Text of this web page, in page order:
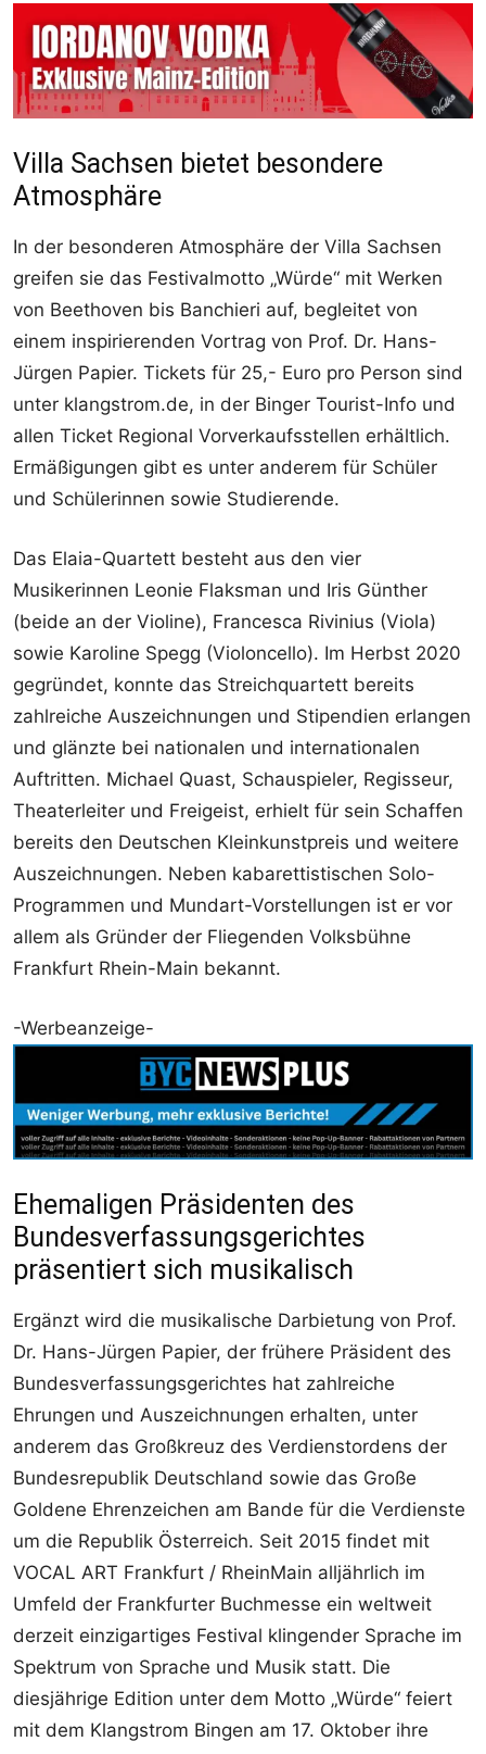
Villa Sachsen bietet besondere
Atmosphäre
In der besonderen Atmosphäre der Villa Sachsen
greifen sie das Festivalmotto „Würde“ mit Werken
von Beethoven bis Banchieri auf, begleitet von
einem inspirierenden Vortrag von Prof. Dr. Hans-
Jürgen Papier. Tickets für 25,- Euro pro Person sind
unter klangstrom.de, in der Binger Tourist-Info und
allen Ticket Regional Vorverkaufsstellen erhältlich.
Ermäßigungen gibt es unter anderem für Schüler
und Schülerinnen sowie Studierende.
Das Elaia-Quartett besteht aus den vier
Musikerinnen Leonie Flaksman und Iris Günther
(beide an der Violine), Francesca Rivinius (Viola)
sowie Karoline Spegg (Violoncello). Im Herbst 2020
gegründet, konnte das Streichquartett bereits
zahlreiche Auszeichnungen und Stipendien erlangen
und glänzte bei nationalen und internationalen
Auftritten. Michael Quast, Schauspieler, Regisseur,
Theaterleiter und Freigeist, erhielt für sein Schaffen
bereits den Deutschen Kleinkunstpreis und weitere
Auszeichnungen. Neben kabarettistischen Solo-
Programmen und Mundart-Vorstellungen ist er vor
allem als Gründer der Fliegenden Volksbühne
Frankfurt Rhein-Main bekannt.
-Werbeanzeige-
Ehemaligen Präsidenten des
Bundesverfassungsgerichtes
präsentiert sich musikalisch
Ergänzt wird die musikalische Darbietung von Prof.
Dr. Hans-Jürgen Papier, der frühere Präsident des
Bundesverfassungsgerichtes hat zahlreiche
Ehrungen und Auszeichnungen erhalten, unter
anderem das Großkreuz des Verdienstordens der
Bundesrepublik Deutschland sowie das Große
Goldene Ehrenzeichen am Bande für die Verdienste
um die Republik Österreich. Seit 2015 findet mit
VOCAL ART Frankfurt / RheinMain alljährlich im
Umfeld der Frankfurter Buchmesse ein weltweit
derzeit einzigartiges Festival klingender Sprache im
Spektrum von Sprache und Musik statt. Die
diesjährige Edition unter dem Motto „Würde“ feiert
mit dem Klangstrom Bingen am 17. Oktober ihre